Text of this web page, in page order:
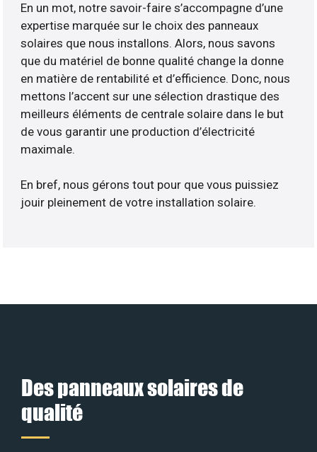
En un mot, notre savoir-faire s’accompagne d’une
expertise marquée sur le choix des panneaux
solaires que nous installons. Alors, nous savons
que du matériel de bonne qualité change la donne
en matière de rentabilité et d’efficience. Donc, nous
mettons l’accent sur une sélection drastique des
meilleurs éléments de centrale solaire dans le but
de vous garantir une production d’électricité
maximale.
En bref, nous gérons tout pour que vous puissiez
jouir pleinement de votre installation solaire.
Des panneaux solaires de
qualité